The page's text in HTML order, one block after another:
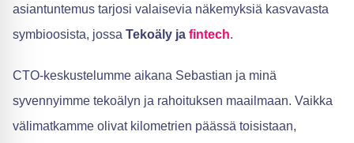
asiantuntemus tarjosi valaisevia näkemyksiä kasvavasta
symbioosista, jossa Tekoäly ja fintech.
CTO-keskustelumme aikana Sebastian ja minä
syvennyimme tekoälyn ja rahoituksen maailmaan. Vaikka
välimatkamme olivat kilometrien päässä toisistaan,